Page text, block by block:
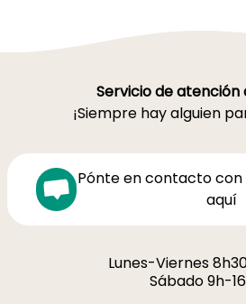
Servicio de atención
¡Siempre hay alguien
Pónte en contacto con
aquí
Lunes-Viernes
Sábado 9h-